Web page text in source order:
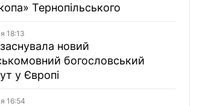
Тернопільського
18:13
новий
богословський
у Європі
16:54